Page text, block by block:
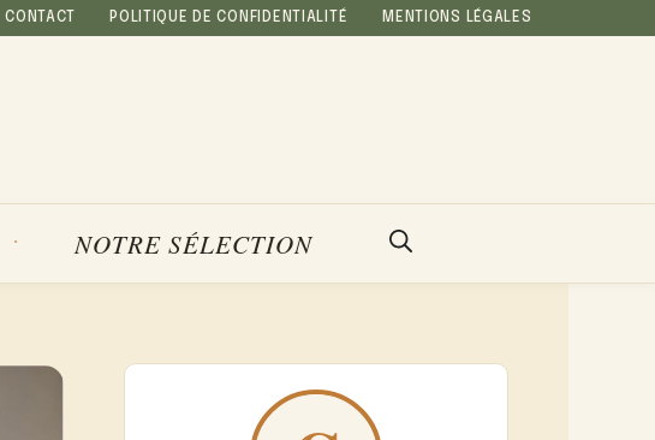
CONTACT POLITIQUE DE CONFIDENTIALITÉ MENTIONS LÉGALES
NOTRE SÉLECTION